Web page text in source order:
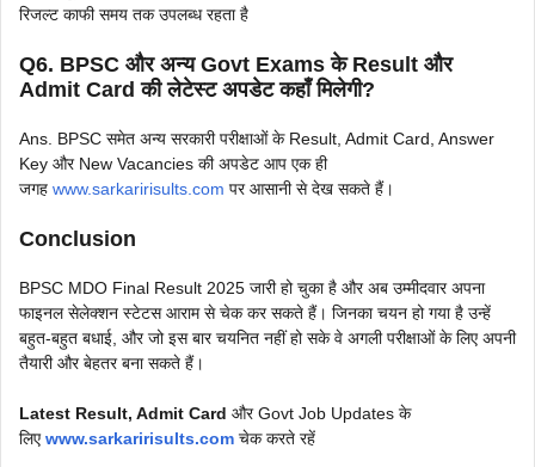
रिजल्ट काफी समय तक उपलब्ध रहता है
Q6. BPSC और अन्य Govt Exams के Result और
Admit Card की लेटेस्ट अपडेट कहाँ मिलेगी?
Ans. BPSC समेत अन्य सरकारी परीक्षाओं के Result, Admit Card, Answer
Key और New Vacancies की अपडेट आप एक ही
जगह www.sarkaririsults.com पर आसानी से देख सकते हैं।
Conclusion
BPSC MDO Final Result 2025 जारी हो चुका है और अब उम्मीदवार अपना
फाइनल सेलेक्शन स्टेटस आराम से चेक कर सकते हैं। जिनका चयन हो गया है उन्हें
बहुत-बहुत बधाई, और जो इस बार चयनित नहीं हो सके वे अगली परीक्षाओं के लिए अपनी
तैयारी और बेहतर बना सकते हैं।
Latest Result, Admit Card और Govt Job Updates के
लिएwww.sarkaririsults.com चेक करते रहें